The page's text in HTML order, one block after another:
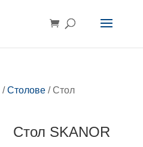
/Столове/ Стол
Стол SKANOR